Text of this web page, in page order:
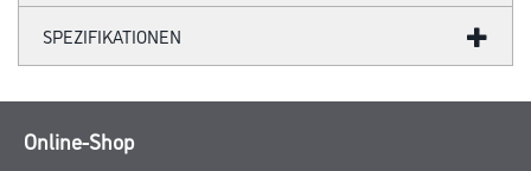
SPEZIFIKATIONEN
Online-Shop